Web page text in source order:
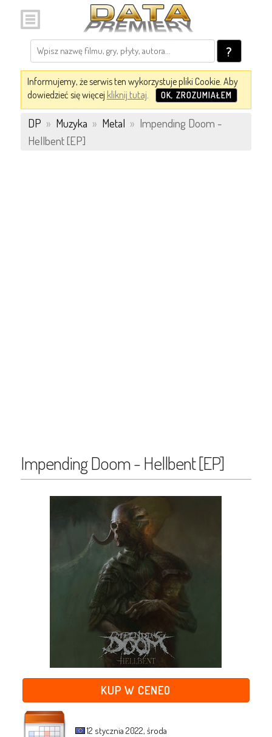
?
Informujemy, że serwis ten wykorzystuje pliki Cookie. Aby
dowiedzieć się więcej kliknij tutaj. OK, ZROZUMIAŁEM
DP » Muzyka » Metal » Impending Doom -
Hellbent [EP]
Impending Doom - Hellbent [EP]
KUP W CENEO
12 stycznia 2022, środa